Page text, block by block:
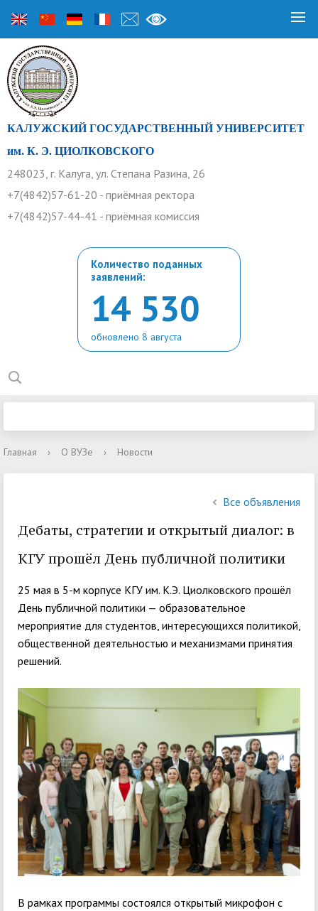
КАЛУЖСКИЙ ГОСУДАРСТВЕННЫЙ УНИВЕРСИТЕТ
им. К. Э. ЦИОЛКОВСКОГО
248023, г. Калуга, ул. Степана Разина, 26
+7(4842)57-61-20 - приёмная ректора
+7(4842)57-44-41 - приёмная комиссия
Количество поданных
заявлений:
14 530
обновлено 8 августа
Главная › О ВУЗе › Новости
Все объявления
Дебаты, стратегии и открытый диалог: в
КГУ прошёл День публичной политики
25 мая в 5-м корпусе КГУ им. К.Э. Циолковского прошёл
День публичной политики — образовательное
мероприятие для студентов, интересующихся политикой,
общественной деятельностью и механизмами принятия
решений.
В рамках программы состоялся открытый микрофон с